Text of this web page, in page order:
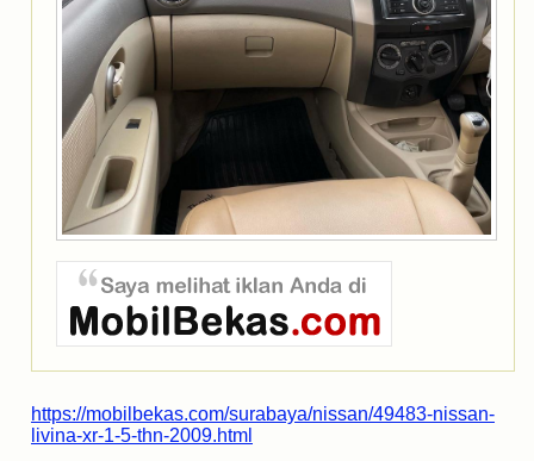
https://mobilbekas.com/surabaya/nissan/49483-nissan-
livina-xr-1-5-thn-2009.html